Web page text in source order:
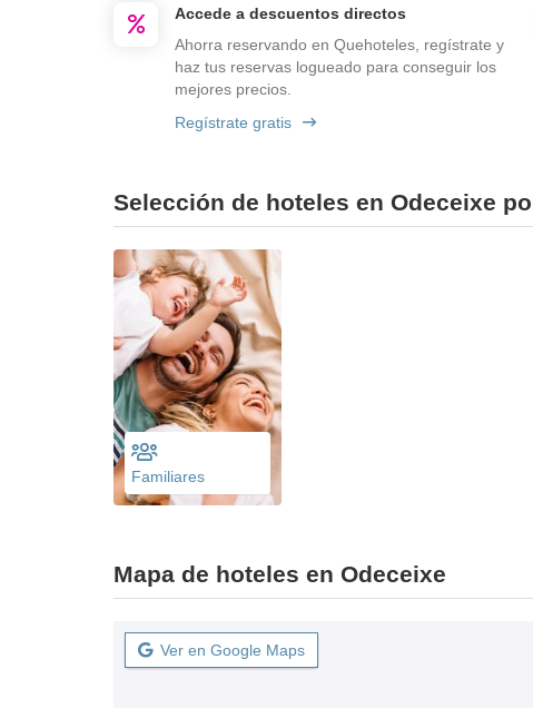
Accede a descuentos directos
Ahorra reservando en Quehoteles, regístrate y
haz tus reservas logueado para conseguir los
mejores precios.
Regístrate gratis
Selección de hoteles en Odeceixe
Familiares
Mapa de hoteles en Odeceixe
Ver en Google Maps